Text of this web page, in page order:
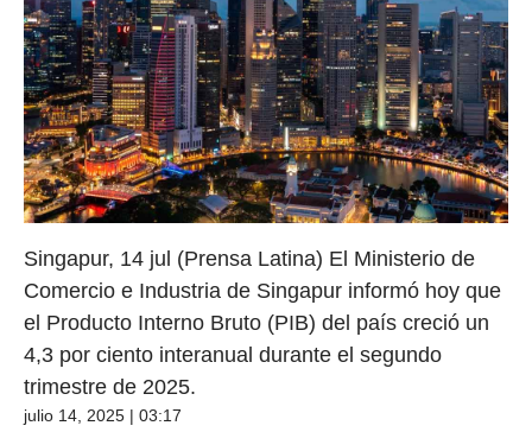
Singapur, 14 jul (Prensa Latina) El Ministerio de
Comercio e Industria de Singapur informó hoy que
el Producto Interno Bruto (PIB) del país creció un
4,3 por ciento interanual durante el segundo
trimestre de 2025.
julio 14, 2025 | 03:17